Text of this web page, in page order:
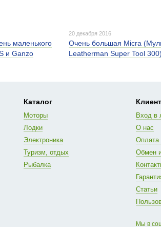
маленького
и Ganzo
20 декабря 2016
Очень большая Micra
Leatherman Super Tool 300)
Каталог
Моторы
Лодки
Электроника
Туризм, отдых
Рыбалка
Вход в
О нас
Оплата
Обмен
Статьи
Мы в